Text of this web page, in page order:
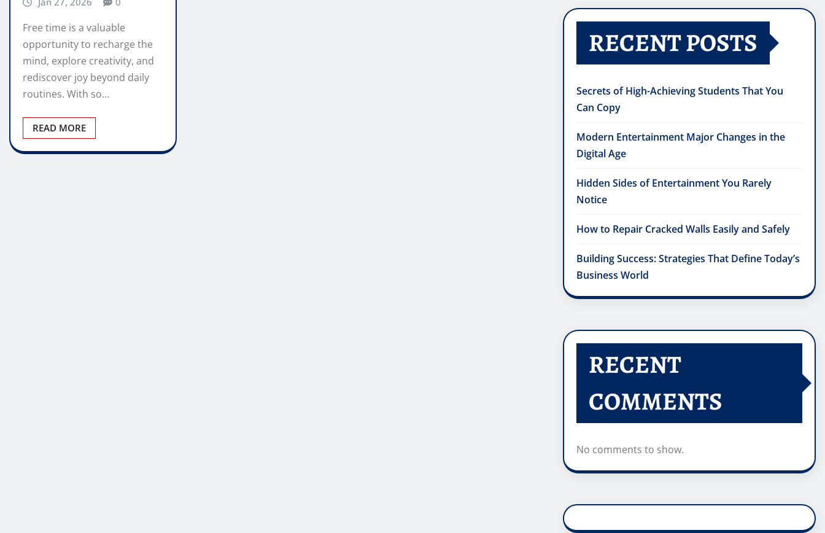
Free time is a valuable
opportunity to recharge the
mind, explore creativity, and
rediscover joy beyond daily
routines. With so…
READ MORE
RECENT POSTS
Secrets of High-Achieving Students That You
Can Copy
Modern Entertainment Major Changes in the
Digital Age
Hidden Sides of Entertainment You Rarely
Notice
How to Repair Cracked Walls Easily and Safely
Building Success: Strategies That Define Today’s
Business World
RECENT
COMMENTS
No comments to show.